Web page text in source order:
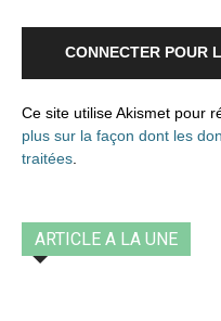
CONNECTER POUR
Ce site utilise Akismet pour
plus sur la façon dont les
traitées
ARTICLE A LA UNE